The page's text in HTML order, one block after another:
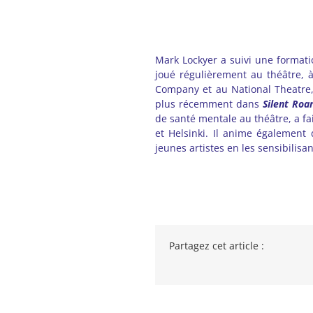
Mark Lockyer a suivi une
joué régulièrement au théâtre,
Company et au National
plus récemment dans Silent Roar
de santé mentale au théâtre, a
et Helsinki. Il anime également
jeunes artistes en les
Partagez cet article :